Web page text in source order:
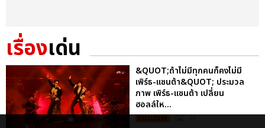
เรื่องเด่น
&QUOT;ถ้าไม่มีทุกคนก็คงไม่มี
เพิร์ธ-แซนต้า&QUOT; ประมวล
ภาพ เพิร์ธ-แซนต้า เปลี่ยน
ฮอลล์ให...
EXCLUSIVE